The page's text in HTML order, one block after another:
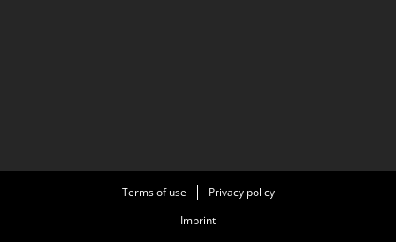
Terms of use
Privacy policy
Imprint